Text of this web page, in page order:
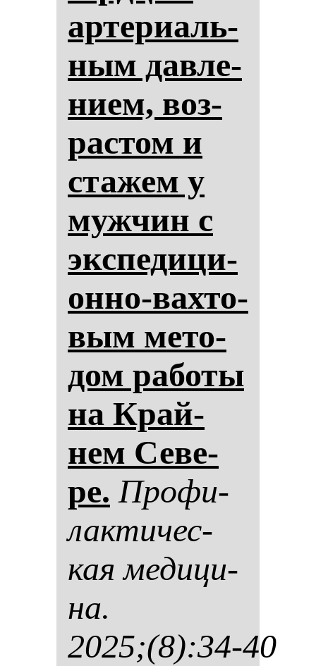
ар­те­ри­аль­
ным дав­ле­
ни­ем, воз­
рас­том и
ста­жем у
муж­чин с
эк­спе­ди­ци­
он­но-вах­то­
вым ме­то­
дом ра­бо­ты
на Край­
нем Се­ве­
ре. Про­фи­
лак­ти­чес­
кая ме­ди­ци­
на.
2025;(8):34-40